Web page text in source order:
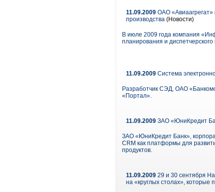
11.09.2009 ОАО «Авиаагрегат»
производства (Новости)
В июле 2009 года компания
планирования и
11.09.2009 Система
Разработчик СЭД, ОАО
«Портал».
11.09.2009 ЗАО «ЮниКредит
ЗАО «ЮниКредит Банк»,
CRM как платформы для
продуктов.
11.09.2009 29 и 30 сентября
на «круглых столах», которые